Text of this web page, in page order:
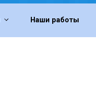
Наши работы